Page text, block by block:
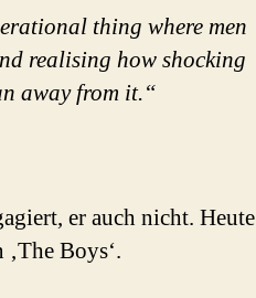
thing where men
realising how shocking
away from it.“
er auch nicht. Heute
Boys‘.